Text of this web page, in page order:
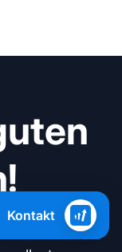
zufriedener
Kontakt